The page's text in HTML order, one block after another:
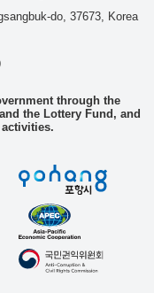
do, 37673, Korea
through the
the Lottery Fund, and